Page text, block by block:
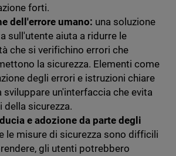
forti.
dell'errore umano: una soluzione
sull'utente aiuta a ridurre le
che si verifichino errori che
la sicurezza. Elementi come
degli errori e istruzioni chiare
sviluppare un'interfaccia che evita
della sicurezza.
e adozione da parte degli
le misure di sicurezza sono difficili
gli utenti potrebbero